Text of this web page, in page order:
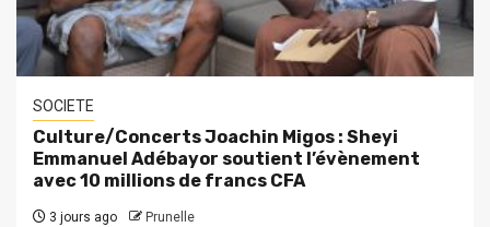
SOCIETE
Culture/Concerts Joachin Migos : Sheyi
Emmanuel Adébayor soutient l’évènement
avec 10 millions de francs CFA
3 jours ago Prunelle